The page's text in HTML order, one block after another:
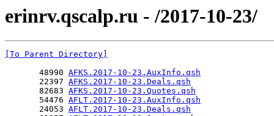
erinrv.qscalp.ru - /2017-10-23/
[To Parent Directory]
       48990
AFKS.2017-10-23.AuxInfo.qsh
       22397
AFKS.2017-10-23.Deals.qsh
       82683
AFKS.2017-10-23.Quotes.qsh
       54476
AFLT.2017-10-23.AuxInfo.qsh
       24053
AFLT.2017-10-23.Deals.qsh